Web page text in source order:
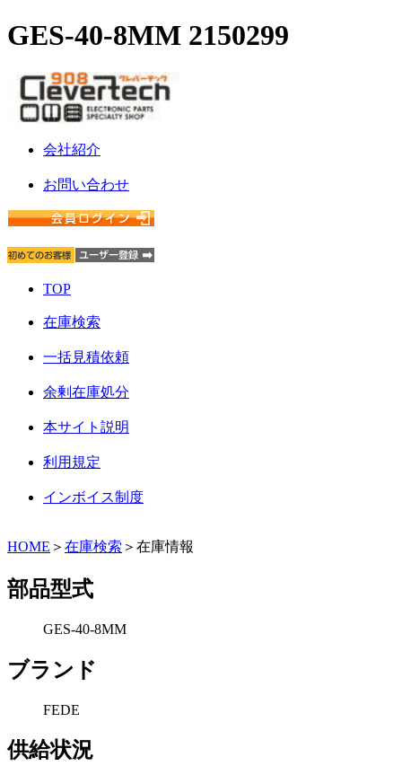
GES-40-8MM 2150299
会社紹介
お問い合わせ
TOP
在庫検索
一括見積依頼
余剰在庫処分
本サイト説明
利用規定
インボイス制度
HOME ＞ 在庫検索 ＞在庫情報
部品型式
GES-40-8MM
ブランド
FEDE
供給状況